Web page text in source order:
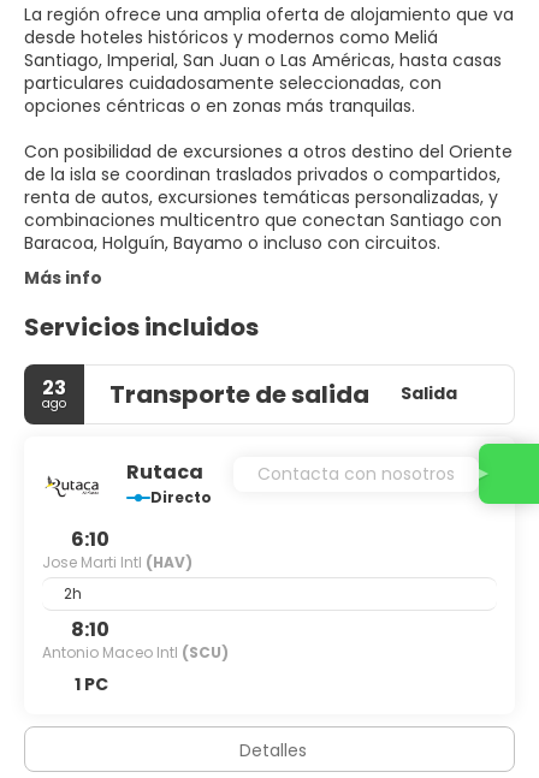
La región ofrece una amplia oferta de alojamiento que va
desde hoteles históricos y modernos como Meliá
Santiago, Imperial, San Juan o Las Américas, hasta casas
particulares cuidadosamente seleccionadas, con
opciones céntricas o en zonas más tranquilas.
Con posibilidad de excursiones a otros destino del Oriente
de la isla se coordinan traslados privados o compartidos,
renta de autos, excursiones temáticas personalizadas, y
combinaciones multicentro que conectan Santiago con
Baracoa, Holguín, Bayamo o incluso con circuitos.
Más info
Servicios incluidos
23
ago Transporte de salida Salida
Rutaca
Directo
6:10
Jose Marti Intl (HAV)
2h
8:10
Antonio Maceo Intl (SCU)
1 PC
Detalles
Contacta con nosotros